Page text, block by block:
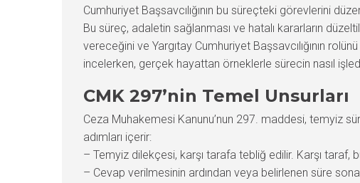
Cumhuriyet Başsavcılığının bu süreçteki görevlerini
Bu süreç, adaletin sağlanması ve hatalı kararların
vereceğini ve Yargıtay Cumhuriyet Başsavcılığının
incelerken, gerçek hayattan örneklerle sürecin nasıl
CMK 297’nin Temel Unsurları
Ceza Muhakemesi Kanunu’nun 297. maddesi, temyiz
adımları içerir:
– Temyiz dilekçesi, karşı tarafa tebliğ edilir. Karşı taraf,
– Cevap verilmesinin ardından veya belirlenen süre